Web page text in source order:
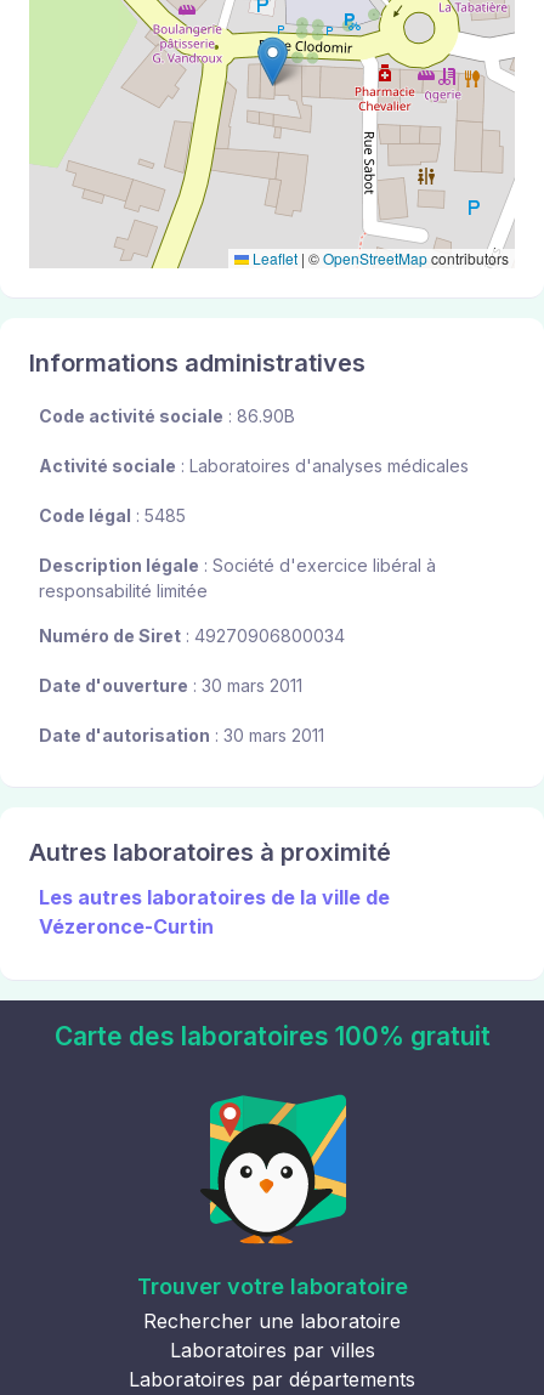
Leaflet | ©OpenStreetMapcontributors
Informations administratives
Code activité sociale : 86.90B
Activité sociale : Laboratoires d'analyses médicales
Code légal : 5485
Description légale : Société d'exercice libéral à
responsabilité limitée
Numéro de Siret : 49270906800034
Date d'ouverture : 30 mars 2011
Date d'autorisation : 30 mars 2011
Autres laboratoires à proximité
Les autres laboratoires de la ville de
Vézeronce-Curtin
Carte des laboratoires 100% gratuit
Trouver votre laboratoire
Rechercher une laboratoire
Laboratoires par villes
Laboratoires par départements